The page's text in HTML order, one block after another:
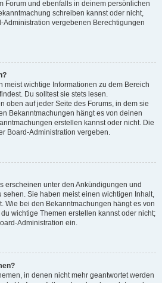
Forum und ebenfalls in deinem persönlichen
schreiben kannst oder nicht,
Administration vergebenen Berechtigungen
meist wichtige Informationen zu dem Bereich
Du solltest sie stets lesen.
oben auf jeder Seite des Forums, in dem sie
Bekanntmachungen hängt es von deinen
erstellen kannst oder nicht. Die
Board-Administration vergeben.
erscheinen unter den Ankündigungen und
sehen. Sie haben meist einen wichtigen Inhalt,
Wie bei den Bekanntmachungen hängt es von
wichtige Themen erstellen kannst oder nicht;
Administration ein.
in denen nicht mehr geantwortet werden